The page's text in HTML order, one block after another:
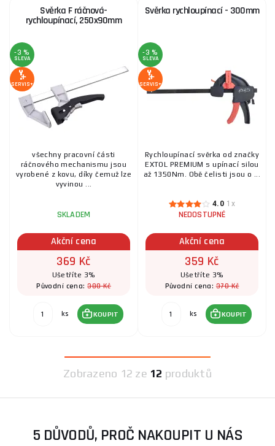
Svěrka F ráčnová-
rychloupínací, 250x90mm
-3 %
SLEVA
SERVIS+
všechny pracovní části
ráčnového mechanismu jsou
vyrobené z kovu, díky čemuž lze
vyvinou ...
SKLADEM
Akční cena
369 Kč
Ušetříte 3%
Původní cena:380 Kč
ks KOUPIT
Svěrka rychloupínací - 300mm
-3 %
SLEVA
SERVIS+
Rychloupínací svěrka od značky
EXTOL PREMIUM s upínací silou
až 1350Nm. Obě čelisti jsou o ...
4.0 1x
NEDOSTUPNÉ
Akční cena
359 Kč
Ušetříte 3%
Původní cena:370 Kč
ks KOUPIT
Zobrazeno 12 ze 12 produktů
5 DŮVODŮ, PROČ NAKOUPIT U NÁS